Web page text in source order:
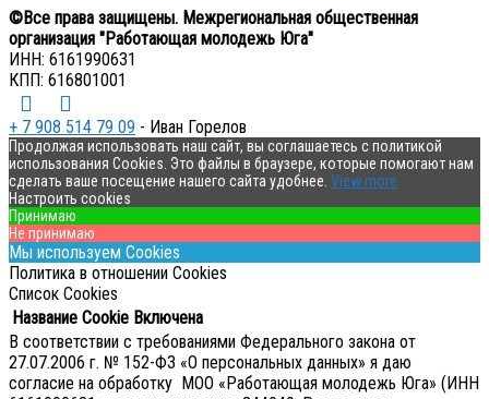
©Все права защищены. Межрегиональная общественная
организация "Работающая молодежь Юга"
ИНН: 6161990631
КПП: 616801001
+ 7 908 514 79 09 - Иван Горелов
Продолжая использовать наш сайт, вы соглашаетесь с политикой
использования Cookies. Это файлы в браузере, которые помогают нам
сделать ваше посещение нашего сайта удобнее. View more
Настроить cookies
Принимаю
Не принимаю
Мы используем Cookies
Политика в отношении Cookies
Список Cookies
Название Cookie Включена
В соответствии с требованиями Федерального закона от
27.07.2006 г. № 152-ФЗ «О персональных данных» я даю
согласие на обработку МОО «Работающая молодежь Юга» (ИНН